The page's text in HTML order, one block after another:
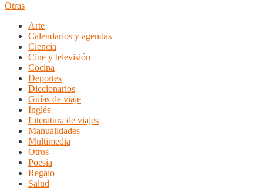
Otras
Arte
Calendarios y agendas
Ciencia
Cine y televisión
Cocina
Deportes
Diccionarios
Guías de viaje
Inglés
Literatura de viajes
Manualidades
Multimedia
Otros
Poesia
Regalo
Salud